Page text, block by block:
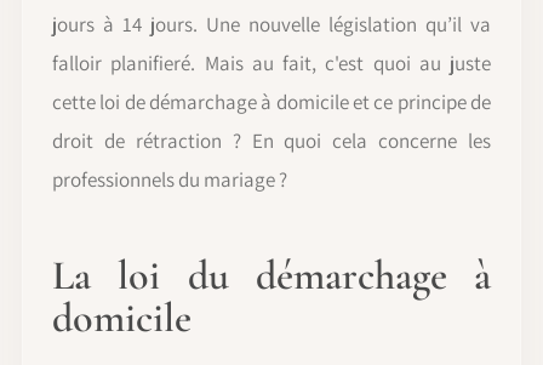
jours à 14 jours. Une nouvelle législation qu’il va
falloir planifieré. Mais au fait, c'est quoi au juste
cette loi de démarchage à domicile et ce principe de
droit de rétraction ? En quoi cela concerne les
professionnels du mariage ?
La loi du démarchage à
domicile